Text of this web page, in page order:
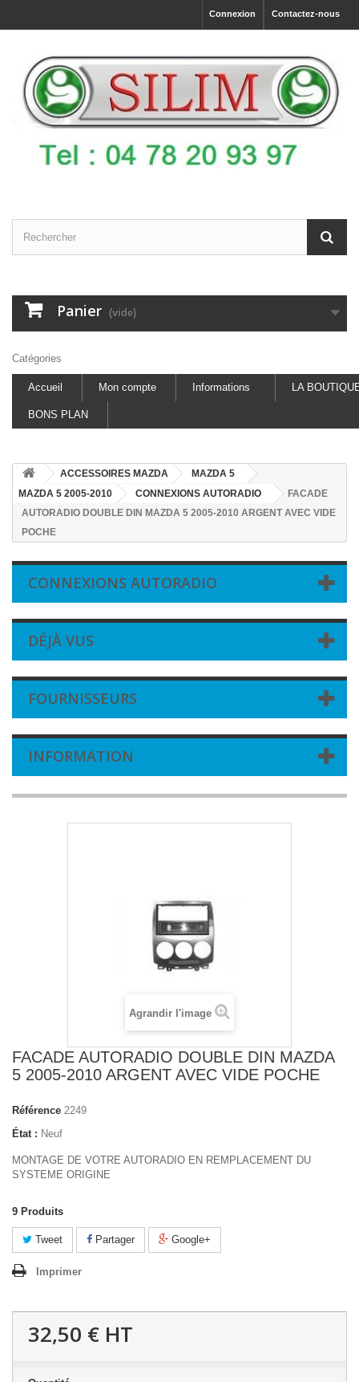
Contactez-nous
Connexion
Panier (vide)
Catégories
Accueil Mon compte Informations LA
BONS PLAN
ACCESSOIRES MAZDA
MAZDA 5
MAZDA 5 2005-2010
CONNEXIONS AUTORADIO
FACADE
AUTORADIO DOUBLE DIN MAZDA 5 2005-2010 ARGENT AVEC VIDE
POCHE
CONNEXIONS AUTORADIO
DÉJÀ VUS
FOURNISSEURS
INFORMATION
Agrandir l'image
FACADE AUTORADIO DOUBLE DIN MAZDA
5 2005-2010 ARGENT AVEC VIDE POCHE
Référence 2249
État : Neuf
MONTAGE DE VOTRE AUTORADIO EN REMPLACEMENT DU
SYSTEME ORIGINE
9 Produits
Tweet Partager Google+
Imprimer
32,50 € HT